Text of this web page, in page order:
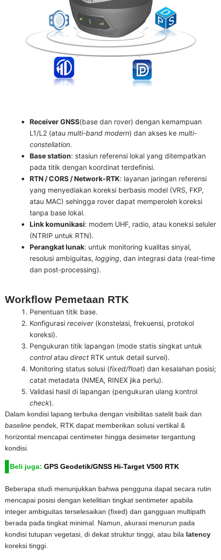
Receiver GNSS(base dan rover) dengan kemampuan
L1/L2 (atau multi-band modern) dan akses ke multi-
constellation.
Base station: stasiun referensi lokal yang ditempatkan
pada titik dengan koordinat terdefinisi.
RTN / CORS / Network-RTK: layanan jaringan referensi
yang menyediakan koreksi berbasis model (VRS, FKP,
atau MAC) sehingga rover dapat memperoleh koreksi
tanpa base lokal.
Link komunikasi: modem UHF, radio, atau koneksi seluler
(NTRIP untuk RTN).
Perangkat lunak: untuk monitoring kualitas sinyal,
resolusi ambiguitas, logging, dan integrasi data (real-time
dan post-processing).
Workflow Pemetaan RTK
Penentuan titik base.
Konfigurasi receiver (konstelasi, frekuensi, protokol
koreksi).
Pengukuran titik lapangan (mode statis singkat untuk
controlatau direct RTK untuk detail survei).
Monitoring status solusi (fixed/float) dan kesalahan posisi;
catat metadata (NMEA, RINEX jika perlu).
Validasi hasil di lapangan (pengukuran ulang kontrol
check).
Dalam kondisi lapang terbuka dengan visibilitas satelit baik dan
baseline pendek, RTK dapat memberikan solusi vertikal &
horizontal mencapai centimeter hingga desimeter tergantung
kondisi.
Beli juga:GPS Geodetik/GNSS Hi-Target V500 RTK
Beberapa studi menunjukkan bahwa pengguna dapat secara rutin
mencapai posisi dengan ketelitian tingkat sentimeter apabila
integer ambiguitas terselesaikan (fixed) dan gangguan multipath
berada pada tingkat minimal. Namun, akurasi menurun pada
kondisi tutupan vegetasi, di dekat struktur tinggi, atau bila latency
koreksi tinggi.